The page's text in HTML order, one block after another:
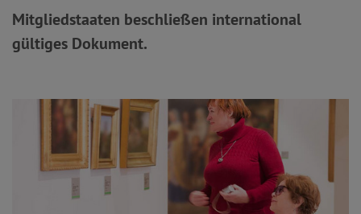
Mitgliedstaaten beschließen international
gültiges Dokument.